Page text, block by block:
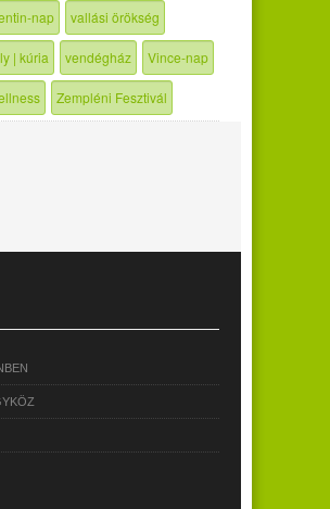
nap vallási örökség
| kúria vendégház Vince-nap
Zempléni Fesztivál